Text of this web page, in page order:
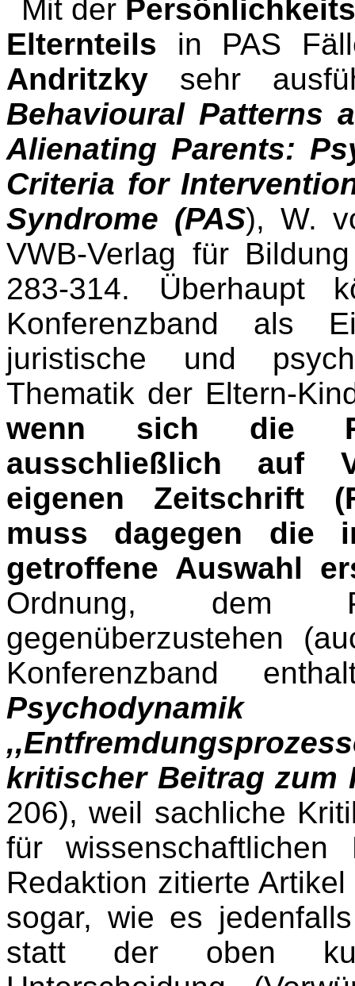
Mit der
Elternteils in PAS
Andritzky sehr
Behavioural Patterns
Alienating Parents:
Criteria for
Syndrome (PAS), W.
VWB-Verlag für
283-314. Überhaupt
Konferenzband als
juristische und
Thematik der Eltern-
wenn sich die
ausschließlich auf
eigenen Zeitschrift
muss dagegen die
getroffene Auswahl
Ordnung, dem
gegenüberzustehen
Konferenzband
kritischer Beitrag zum
206), weil sachliche
für
Redaktion zitierte
sogar, wie es
statt der oben